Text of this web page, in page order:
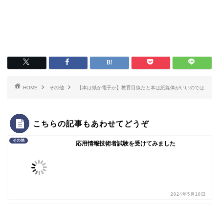
HOME その他 【本は紙か電子か】教育目線だと本は紙媒体がいいのでは
こちらの記事もあわせてどうぞ
その他 応用情報技術者試験を受けてみました
2024年5月10日